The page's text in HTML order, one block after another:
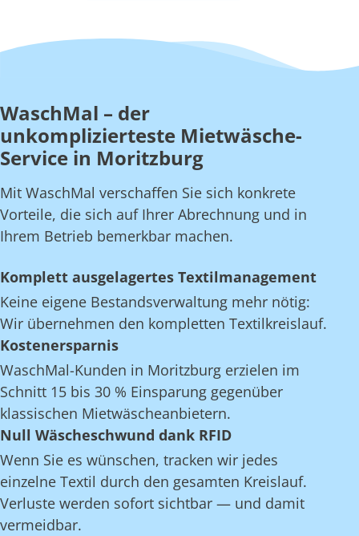
WaschMal – der
unkomplizierteste Mietwäsche-
Service in Moritzburg
Mit WaschMal verschaffen Sie sich konkrete
Vorteile, die sich auf Ihrer Abrechnung und in
Ihrem Betrieb bemerkbar machen.
Komplett ausgelagertes Textilmanagement
Keine eigene Bestandsverwaltung mehr nötig:
Wir übernehmen den kompletten Textilkreislauf.
Kostenersparnis
WaschMal-Kunden in Moritzburg erzielen im
Schnitt 15 bis 30 % Einsparung gegenüber
klassischen Mietwäscheanbietern.
Null Wäscheschwund dank RFID
Wenn Sie es wünschen, tracken wir jedes
einzelne Textil durch den gesamten Kreislauf.
Verluste werden sofort sichtbar — und damit
vermeidbar.